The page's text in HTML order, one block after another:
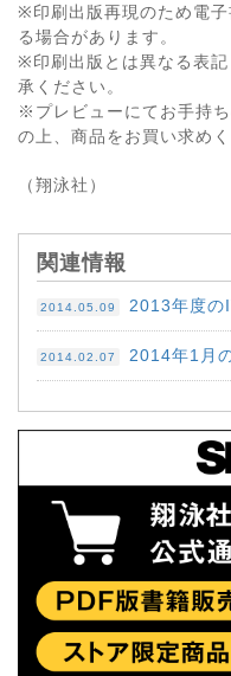
※印刷出版再現のため電
る場合があります。
※印刷出版とは異なる表
承ください。
※プレビューにてお手持
の上、商品をお買い求めく
（翔泳社）
関連情報
2014.05.09 2013年度の
2014.02.07 2014年1月